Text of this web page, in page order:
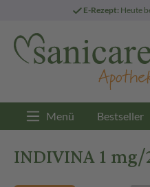
E-Rezept: Heute
Menü Bestseller
INDIVINA 1